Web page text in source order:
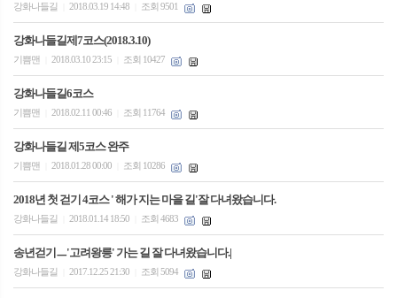
강화나들길 2018.03.19 14:48 조회 9501
강화나들길제7코스(2018.3.10)
기쁨맨 2018.03.10 23:15 조회 10427
강화나들길6코스
기쁨맨 2018.02.11 00:46 조회 11764
강화나들길 제5코스 완주
기쁨맨 2018.01.28 00:00 조회 10286
2018년 첫 걷기 4코스 ' 해가 지는 마을 길'잘 다녀왔습니다.
강화나들길 2018.01.14 18:50 조회 4683
송년걷기ㅡ'고려왕릉' 가는 길 잘 다녀왔습니다.|
강화나들길 2017.12.25 21:30 조회 5094